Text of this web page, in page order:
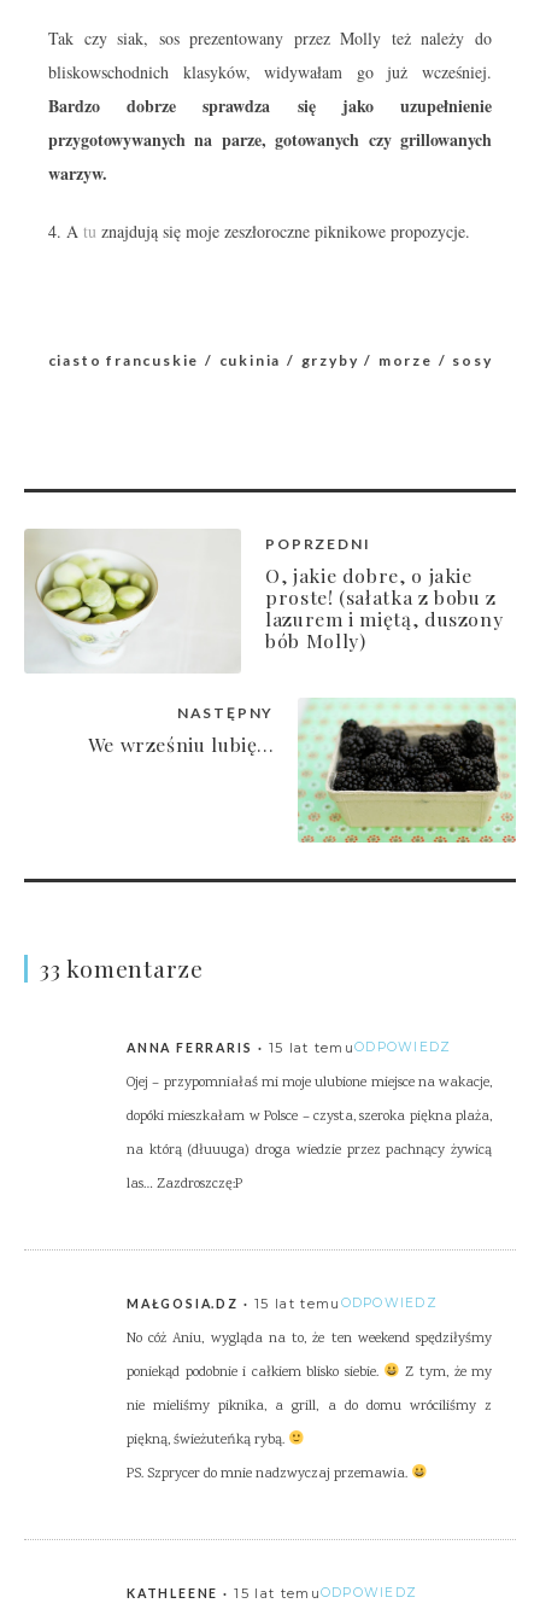
Tak czy siak, sos prezentowany przez Molly też należy do
bliskowschodnich klasyków, widywałam go już wcześniej.
Bardzo dobrze sprawdza się jako uzupełnienie
przygotowywanych na parze, gotowanych czy grillowanych
warzyw.
4. A tu znajdują się moje zeszłoroczne piknikowe propozycje.
ciasto francuskie cukinia grzyby morze sosy
POPRZEDNI
O, jakie dobre, o jakie
proste! (sałatka z bobu z
lazurem i miętą, duszony
bób Molly)
NASTĘPNY
We wrześniu lubię...
33 komentarze
ANNA FERRARIS 15 lat temuODPOWIEDZ
Ojej – przypomniałaś mi moje ulubione miejsce na wakacje,
dopóki mieszkałam w Polsce – czysta, szeroka piękna plaża,
na którą (dłuuuga) droga wiedzie przez pachnący żywicą
las… Zazdroszczę:P
MAŁGOSIA.DZ 15 lat temu ODPOWIEDZ
No cóż Aniu, wygląda na to, że ten weekend spędziłyśmy
poniekąd podobnie i całkiem blisko siebie.
Z tym, że my
nie mieliśmy piknika, a grill, a do domu wróciliśmy z
piękną, świeżuteńką rybą.
PS. Szprycer do mnie nadzwyczaj przemawia.
KATHLEENE 15 lat temuODPOWIEDZ